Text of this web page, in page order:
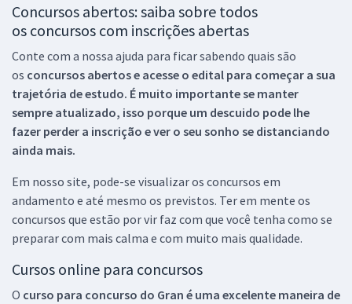
Concursos abertos: saiba sobre todos
os concursos com inscrições abertas
Conte com a nossa ajuda para ficar sabendo quais são
os concursos abertos e acesse o edital para começar a sua
trajetória de estudo. É muito importante se manter
sempre atualizado, isso porque um descuido pode lhe
fazer perder a inscrição e ver o seu sonho se distanciando
ainda mais.
Em nosso site, pode-se visualizar os concursos em
andamento e até mesmo os previstos. Ter em mente os
concursos que estão por vir faz com que você tenha como se
preparar com mais calma e com muito mais qualidade.
Cursos online para concursos
O curso para concurso do Gran é uma excelente maneira de